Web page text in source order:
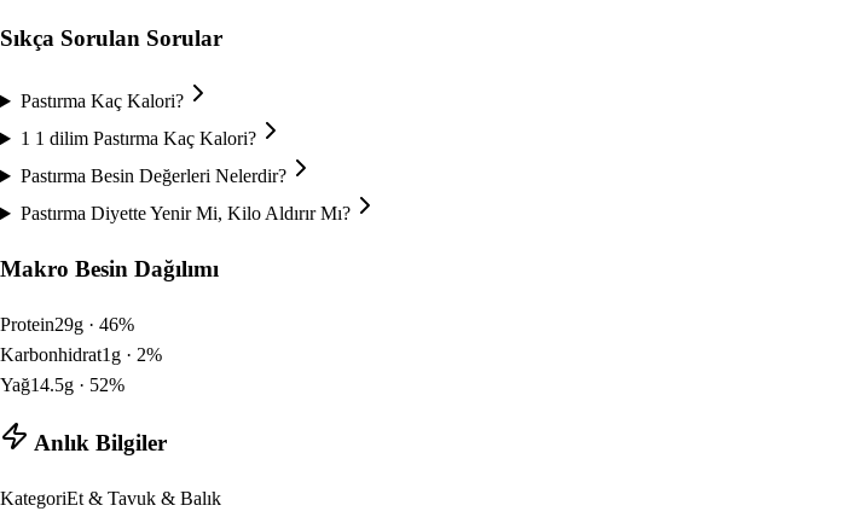
Sıkça Sorulan Sorular
Pastırma Kaç Kalori?
1 1 dilim Pastırma Kaç Kalori?
Pastırma Besin Değerleri Nelerdir?
Pastırma Diyette Yenir Mi, Kilo Aldırır Mı?
Makro Besin Dağılımı
Protein29g · 46%
Karbonhidrat1 g · 2%
Yağ14.5g · 52%
Anlık Bilgiler
KategoriEt & Tavuk & Balık